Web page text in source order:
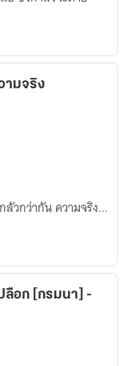
ามจริง
ลัวกว่ากัน ความจริง...
ลือก [กรมนา] -